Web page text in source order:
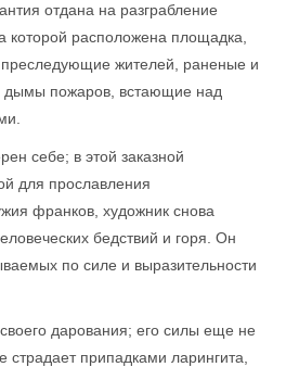
отдана на разграбление
которой расположена площадка,
преследующие жителей, раненые и
дымы пожаров, встающие над
себе; в этой заказной
для прославления
франков, художник снова
бедствий и горя. Он
по силе и выразительности
дарования; его силы еще не
припадками ларингита,